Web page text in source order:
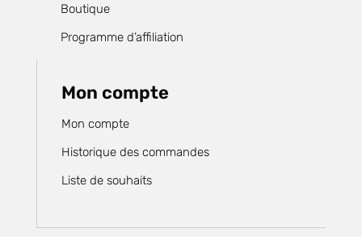
Boutique
Programme d’affiliation
Mon compte
Mon compte
Historique des commandes
Liste de souhaits